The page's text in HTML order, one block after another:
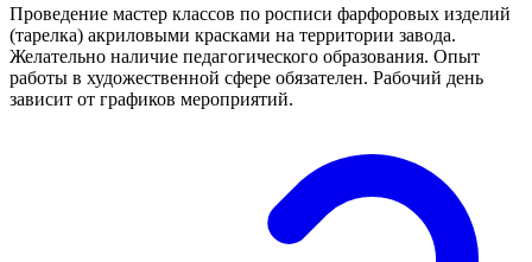
Проведение мастер классов по росписи фарфоровых изделий
(тарелка) акриловыми красками на территории завода.
Желательно наличие педагогического образования. Опыт
работы в художественной сфере обязателен. Рабочий день
зависит от графиков мероприятий.